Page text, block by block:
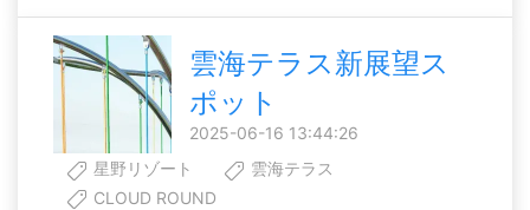
雲海テラス新展望ス
ポット
2025-06-16 13:44:26
星野リゾート
雲海テラス
CLOUD ROUND